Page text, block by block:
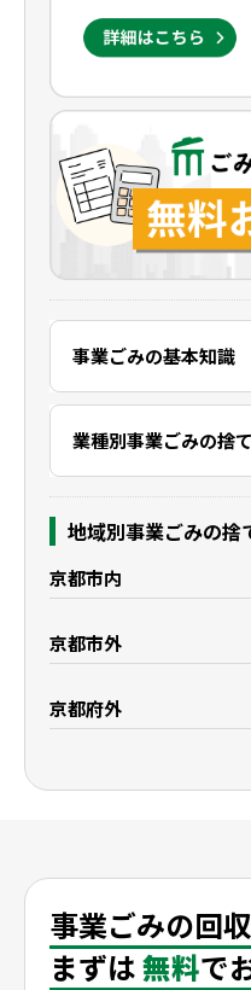
事業ごみの基本知識
業種別事業ごみの捨
地域別事業ごみの捨
京都市内
京都市中京区
京都市西京区
京都市山科区
京都市外
八幡市
京都府外
滋賀県大津市
事業ごみの回
まずは無料で